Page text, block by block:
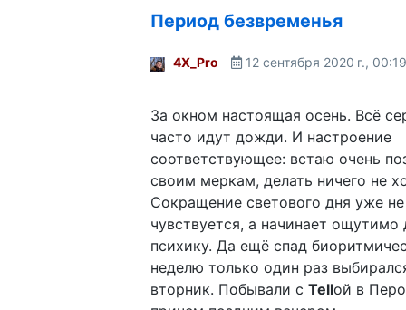
Период безвременья
4X_Pro 12 сентября 2020 г., 00:19
За окном настоящая осень. Всё
часто идут дожди. И настроение
соответствующее: встаю очень
своим меркам, делать ничего не
Сокращение светового дня уже
чувствуется, а начинает ощутимо
психику. Да ещё спад
неделю только один раз
вторник. Побывали с Tellой в